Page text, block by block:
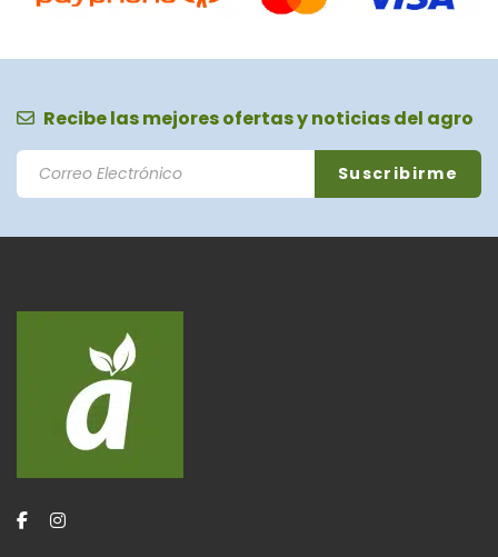
Recibe las mejores ofertas y noticias del agro